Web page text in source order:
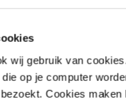
wij gebruik van
op je computer
Cookies maken